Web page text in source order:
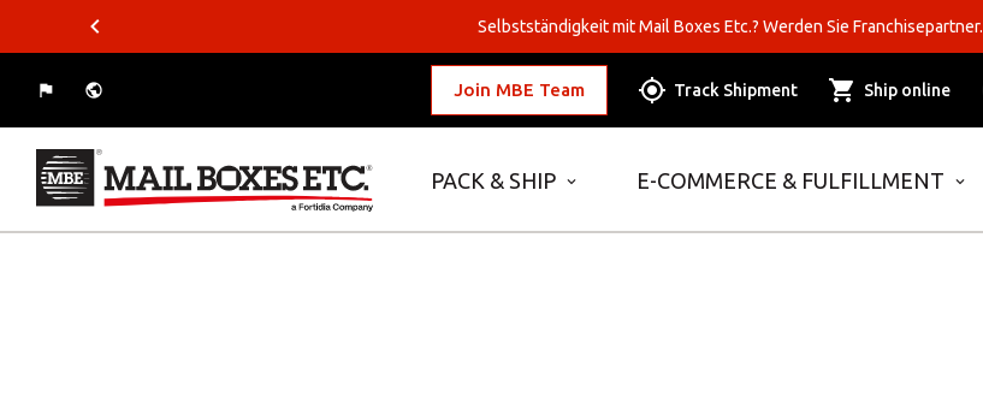
Selbstständigkeit mit Mail Boxes Etc.? Werden Sie Franchisepartner.
Join MBE Team Track Shipment Ship online
PACK & SHIP E-COMMERCE & FULFILLMENT